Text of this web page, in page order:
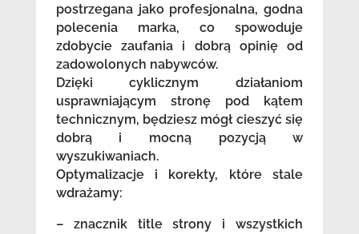
postrzegana jako profesjonalna, godna
polecenia marka, co spowoduje
zdobycie zaufania i dobrą opinię od
zadowolonych nabywców.
Dzięki cyklicznym działaniom
usprawniającym stronę pod kątem
technicznym, będziesz mógł cieszyć się
dobrą i mocną pozycją w
wyszukiwaniach.
Optymalizacje i korekty, które stale
wdrażamy:
– znacznik title strony i wszystkich